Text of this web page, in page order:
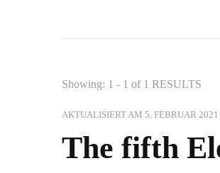
Showing: 1 - 1 of 1 RESULTS
AKTUALISIERT AM5. FEBRUAR 2021
The fifth